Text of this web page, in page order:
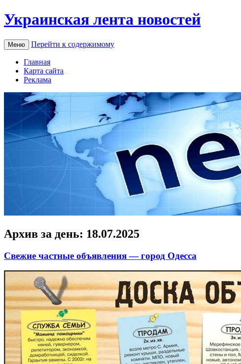
Украинская лента новостей
Меню Перейти к содержимому
Главная
Карта сайта
Реклама
Архив за день: 18.07.2025
Свежие частные объявления — город Одесса